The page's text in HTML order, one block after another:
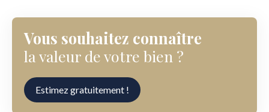
Vous souhaitez connaître
la valeur de votre bien ?
Estimez gratuitement !